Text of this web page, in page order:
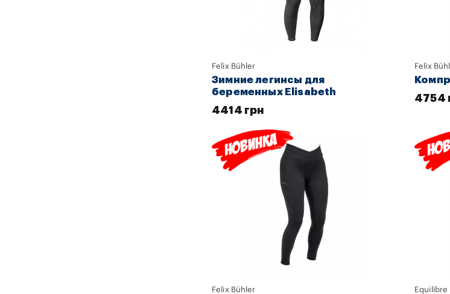
Felix Bühler
Зимние легинсы для
беременных Elisabeth
4414 грн
Felix
4754
Felix Bühler Equilibre